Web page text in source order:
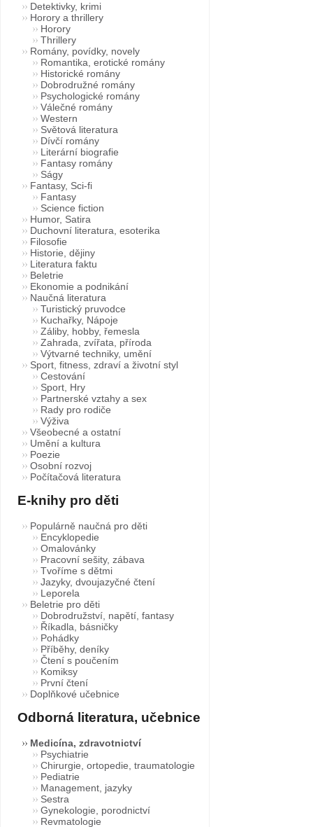
Detektivky, krimi
Horory a thrillery
Horory
Thrillery
Romány, povídky, novely
Romantika, erotické romány
Historické romány
Dobrodružné romány
Psychologické romány
Válečné romány
Western
Světová literatura
Dívčí romány
Literární biografie
Fantasy romány
Ságy
Fantasy, Sci-fi
Fantasy
Science fiction
Humor, Satira
Duchovní literatura, esoterika
Filosofie
Historie, dějiny
Literatura faktu
Beletrie
Ekonomie a podnikání
Naučná literatura
Turistický pruvodce
Kuchařky, Nápoje
Záliby, hobby, řemesla
Zahrada, zvířata, příroda
Výtvarné techniky, umění
Sport, fitness, zdraví a životní styl
Cestování
Sport, Hry
Partnerské vztahy a sex
Rady pro rodiče
Výživa
Všeobecné a ostatní
Umění a kultura
Poezie
Osobní rozvoj
Počítačová literatura
E-knihy pro děti
Populárně naučná pro děti
Encyklopedie
Omalovánky
Pracovní sešity, zábava
Tvoříme s dětmi
Jazyky, dvoujazyčné čtení
Leporela
Beletrie pro děti
Dobrodružství, napětí, fantasy
Říkadla, básničky
Pohádky
Příběhy, deníky
Čtení s poučením
Komiksy
První čtení
Doplňkové učebnice
Odborná literatura, učebnice
Medicína, zdravotnictví
Psychiatrie
Chirurgie, ortopedie, traumatologie
Pediatrie
Management, jazyky
Sestra
Gynekologie, porodnictví
Revmatologie